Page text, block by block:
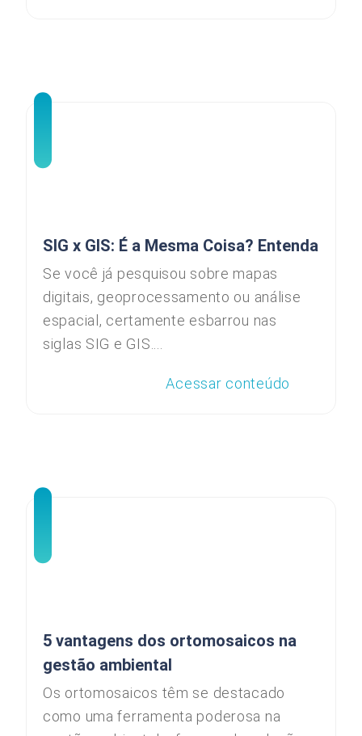
SIG x GIS: É a Mesma Coisa? Entenda
Se você já pesquisou sobre mapas
digitais, geoprocessamento ou análise
espacial, certamente esbarrou nas
siglas SIG e GIS....
Acessar conteúdo
5 vantagens dos ortomosaicos na
gestão ambiental
Os ortomosaicos têm se destacado
como uma ferramenta poderosa na